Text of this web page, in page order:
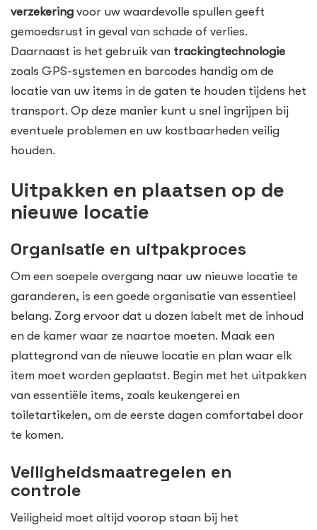
verzekering voor uw waardevolle spullen geeft
gemoedsrust in geval van schade of verlies.
Daarnaast is het gebruik van trackingtechnologie
zoals GPS-systemen en barcodes handig om de
locatie van uw items in de gaten te houden tijdens het
transport. Op deze manier kunt u snel ingrijpen bij
eventuele problemen en uw kostbaarheden veilig
houden.
Uitpakken en plaatsen op de
nieuwe locatie
Organisatie en uitpakproces
Om een soepele overgang naar uw nieuwe locatie te
garanderen, is een goede organisatie van essentieel
belang. Zorg ervoor dat u dozen labelt met de inhoud
en de kamer waar ze naartoe moeten. Maak een
plattegrond van de nieuwe locatie en plan waar elk
item moet worden geplaatst. Begin met het uitpakken
van essentiële items, zoals keukengerei en
toiletartikelen, om de eerste dagen comfortabel door
te komen.
Veiligheidsmaatregelen en
controle
Veiligheid moet altijd voorop staan bij het